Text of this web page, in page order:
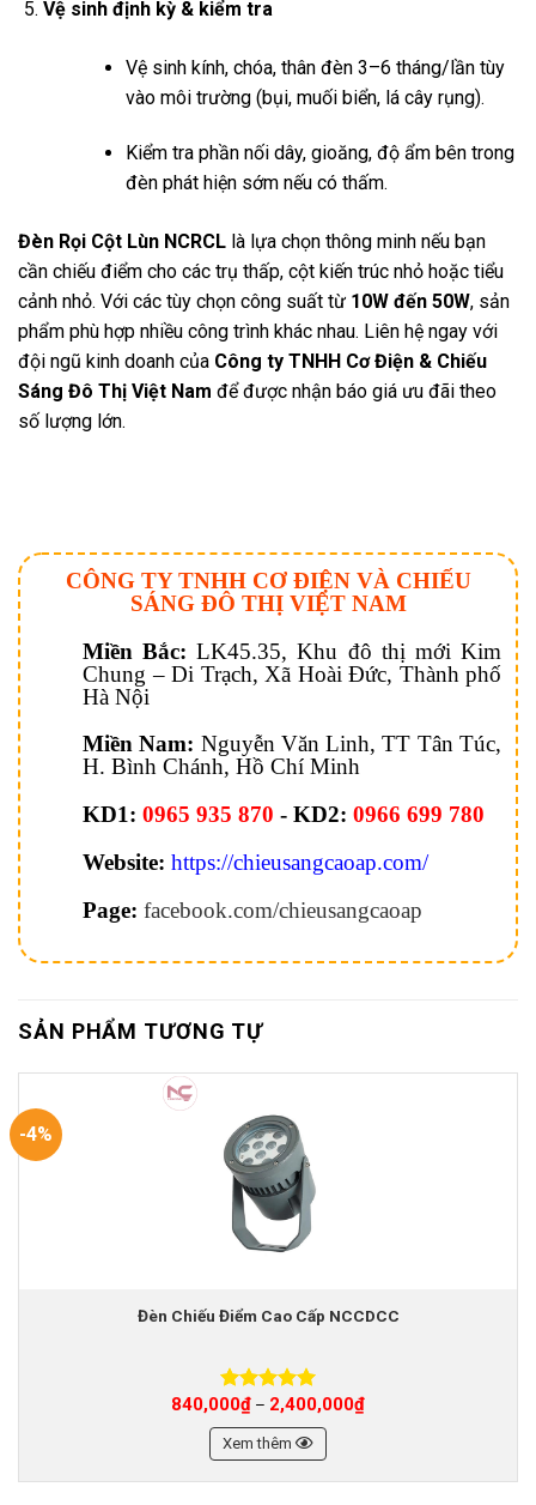
Vệ sinh định kỳ & kiểm tra
Vệ sinh kính, chóa, thân đèn 3–6 tháng/lần tùy
vào môi trường (bụi, muối biển, lá cây rụng).
Kiểm tra phần nối dây, gioăng, độ ẩm bên trong
đèn phát hiện sớm nếu có thấm.
Đèn Rọi Cột Lùn NCRCL là lựa chọn thông minh nếu bạn
cần chiếu điểm cho các trụ thấp, cột kiến trúc nhỏ hoặc tiểu
cảnh nhỏ. Với các tùy chọn công suất từ 10W đến 50W, sản
phẩm phù hợp nhiều công trình khác nhau. Liên hệ ngay với
đội ngũ kinh doanh của Công ty TNHH Cơ Điện & Chiếu
Sáng Đô Thị Việt Nam để được nhận báo giá ưu đãi theo
số lượng lớn.
CÔNG TY TNHH CƠ ĐIỆN VÀ CHIẾU
SÁNG ĐÔ THỊ VIỆT NAM
Miền Bắc: LK45.35, Khu đô thị mới Kim
Chung – Di Trạch, Xã Hoài Đức, Thành phố
Hà Nội
Miền Nam: Nguyễn Văn Linh, TT Tân Túc,
H. Bình Chánh, Hồ Chí Minh
KD1: 0965 935 870 - KD2: 0966 699 780
Website: https://chieusangcaoap.com/
Page: facebook.com/chieusangcaoap
SẢN PHẨM TƯƠNG TỰ
-4%
Đèn Chiếu Điểm Cao Cấp NCCDCC
Được xếp
hạng5.00
5 sao
840,000₫ – 2,400,000₫
Xem thêm